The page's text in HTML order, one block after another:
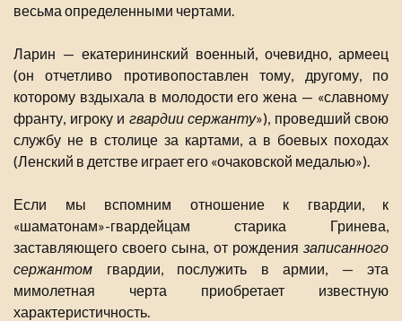
весьма определенными чертами.
Ларин — екатерининский военный, очевидно, армеец
(он отчетливо противопоставлен тому, другому, по
которому вздыхала в молодости его жена — «славному
франту, игроку и гвардии сержанту»), проведший свою
службу не в столице за картами, а в боевых походах
(Ленский в детстве играет его «очаковской медалью»).
Если мы вспомним отношение к гвардии, к
«шаматонам»-гвардейцам старика Гринева,
заставляющего своего сына, от рождения записанного
сержантом гвардии, послужить в армии, — эта
мимолетная черта приобретает известную
характеристичность.